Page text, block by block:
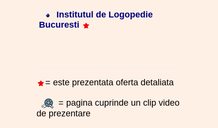
Institutul de Logopedie
Bucuresti
= este prezentata oferta detaliata
= pagina cuprinde un clip video
de prezentare